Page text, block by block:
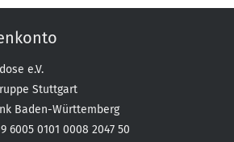
e.V.
Stuttgart
Baden-Württemberg
6005 0101 0008 2047 50